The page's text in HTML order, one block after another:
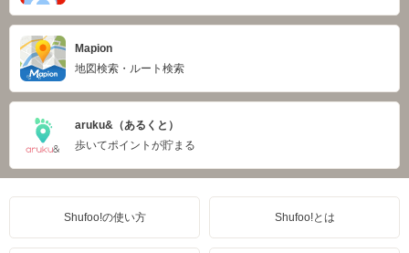
Mapion
地図検索・ルート検索
aruku&（あるくと）
歩いてポイントが貯まる
Shufoo!の使い方 Shufoo!とは